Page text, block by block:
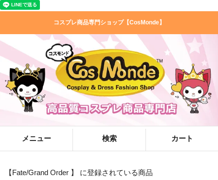
コスプレ商品専門ショップ【CosMonde】
メニュー 検索 カート
【Fate/Grand Order 】 に登録されている商品